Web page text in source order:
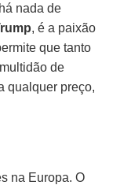
nada de
, é a paixão
que tanto
de
qualquer preço,
na Europa. O